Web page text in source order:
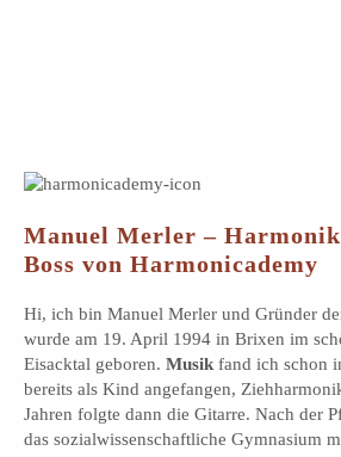
Manuel Merler –
Boss von Harmonicademy
Hi, ich bin Manuel Merler und Gründer
wurde am 19. April 1994 in Brixen im
Eisacktal geboren. Musik fand ich schon
bereits als Kind angefangen,
Jahren folgte dann die Gitarre. Nach der
das sozialwissenschaftliche Gymnasium